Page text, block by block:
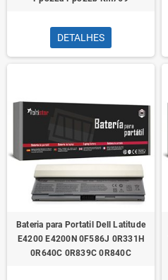
DETALHES
Bateria para Portatil Dell Latitude
E4200 E4200N 0F586J 0R331H
0R640C 0R839C 0R840C